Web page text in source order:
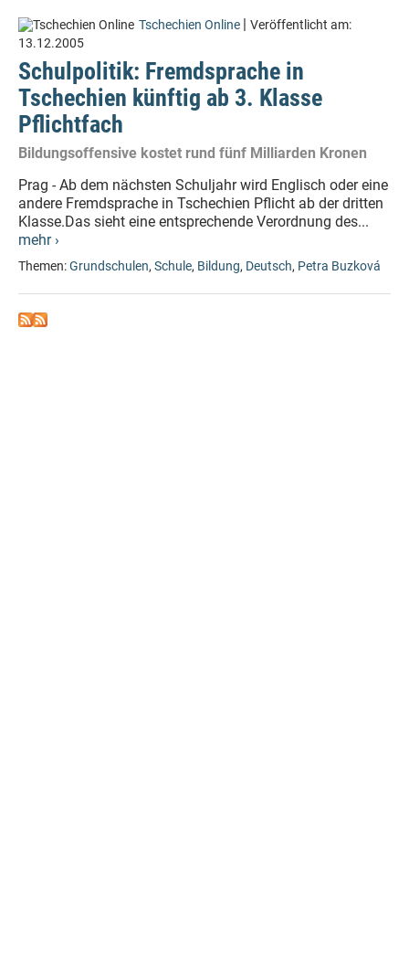
Tschechien Online | Veröffentlicht am:
13.12.2005
Schulpolitik: Fremdsprache in
Tschechien künftig ab 3. Klasse
Pflichtfach
Bildungsoffensive kostet rund fünf Milliarden Kronen
Prag - Ab dem nächsten Schuljahr wird Englisch oder eine
andere Fremdsprache in Tschechien Pflicht ab der dritten
Klasse.Das sieht eine entsprechende Verordnung des...
mehr ›
Themen:Grundschulen, Schule, Bildung, Deutsch, Petra Buzková